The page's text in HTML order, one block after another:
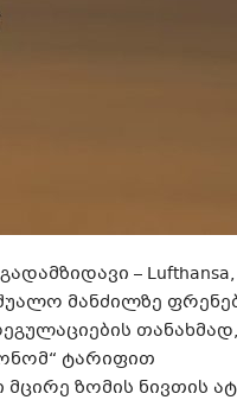
– Lufthansa,
მანძილზე
თანახმად,
ტარიფით
ზომის ნივთის